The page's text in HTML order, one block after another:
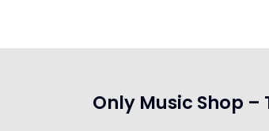
Only Music Shop